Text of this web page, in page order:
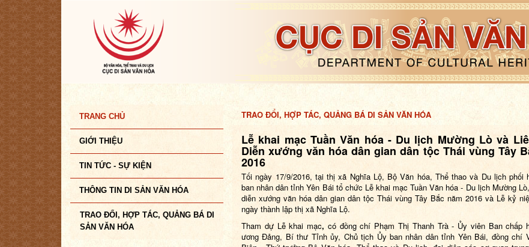
TRANG CHỦ
GIỚI THIỆU
TIN TỨC - SỰ KIỆN
THÔNG TIN DI SẢN VĂN HÓA
TRAO ĐỔI, HỢP TÁC, QUẢNG BÁ DI
SẢN VĂN HÓA
TRAO ĐỔI, HỢP TÁC, QUẢNG BÁ DI SẢN VĂN HÓA
Lễ khai mạc Tuần Văn hóa - Du lịch Mường Lò và
Diễn xướng văn hóa dân gian dân tộc Thái vùng Tây
2016
Tối ngày 17/9/2016, tại thị xã Nghĩa Lộ, Bộ Văn hóa, Thể thao và Du lịch phối
ban nhân dân tỉnh Yên Bái tổ chức Lễ khai mạc Tuần Văn hóa - Du lịch Mường
diễn xướng văn hóa dân gian dân tộc Thái vùng Tây Bắc năm 2016 và Lễ kỷ
ngày thành lập thị xã Nghĩa Lộ.
Tham dự Lễ khai mạc, có đồng chí Phạm Thị Thanh Trà - Ủy viên Ban chấp
ương Đảng, Bí thư Tỉnh ủy, Chủ tịch Ủy ban nhân dân tỉnh Yên Bái, đồng chí